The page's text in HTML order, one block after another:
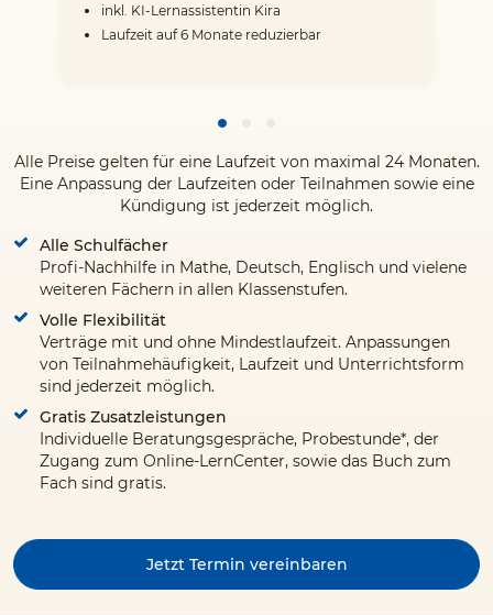
inkl. KI-Lernassistentin Kira
Laufzeit auf 6 Monate reduzierbar
Alle Preise gelten für eine Laufzeit von maximal 24 Monaten.
Eine Anpassung der Laufzeiten oder Teilnahmen sowie eine
Kündigung ist jederzeit möglich.
Alle Schulfächer
Profi-Nachhilfe in Mathe, Deutsch, Englisch und vielene
weiteren Fächern in allen Klassenstufen.
Volle Flexibilität
Verträge mit und ohne Mindestlaufzeit. Anpassungen
von Teilnahmehäufigkeit, Laufzeit und Unterrichtsform
sind jederzeit möglich.
Gratis Zusatzleistungen
Individuelle Beratungsgespräche, Probestunde*, der
Zugang zum Online-LernCenter, sowie das Buch zum
Fach sind gratis.
Jetzt Termin vereinbaren